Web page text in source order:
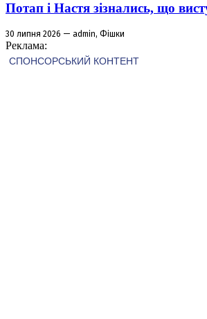
Потап і Настя зізнались, що
30 липня 2026 — admin, Фішки
Реклама: